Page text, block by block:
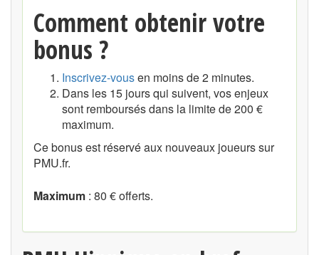
Comment obtenir votre
bonus ?
Inscrivez-vousen moins de 2 minutes.
Dans les 15 jours qui suivent, vos enjeux
sont remboursés dans la limite de 200 €
maximum.
Ce bonus est réservé aux nouveaux joueurs sur
PMU.fr.
Maximum : 80 € offerts.